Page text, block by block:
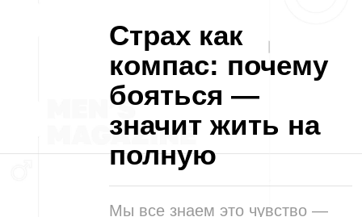
Страх как
компас: почему
бояться —
значит жить на
полную
Мы все знаем это чувство —